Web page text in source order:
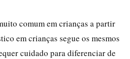
comum em crianças a partir
em crianças segue os mesmos
cuidado para diferenciar de